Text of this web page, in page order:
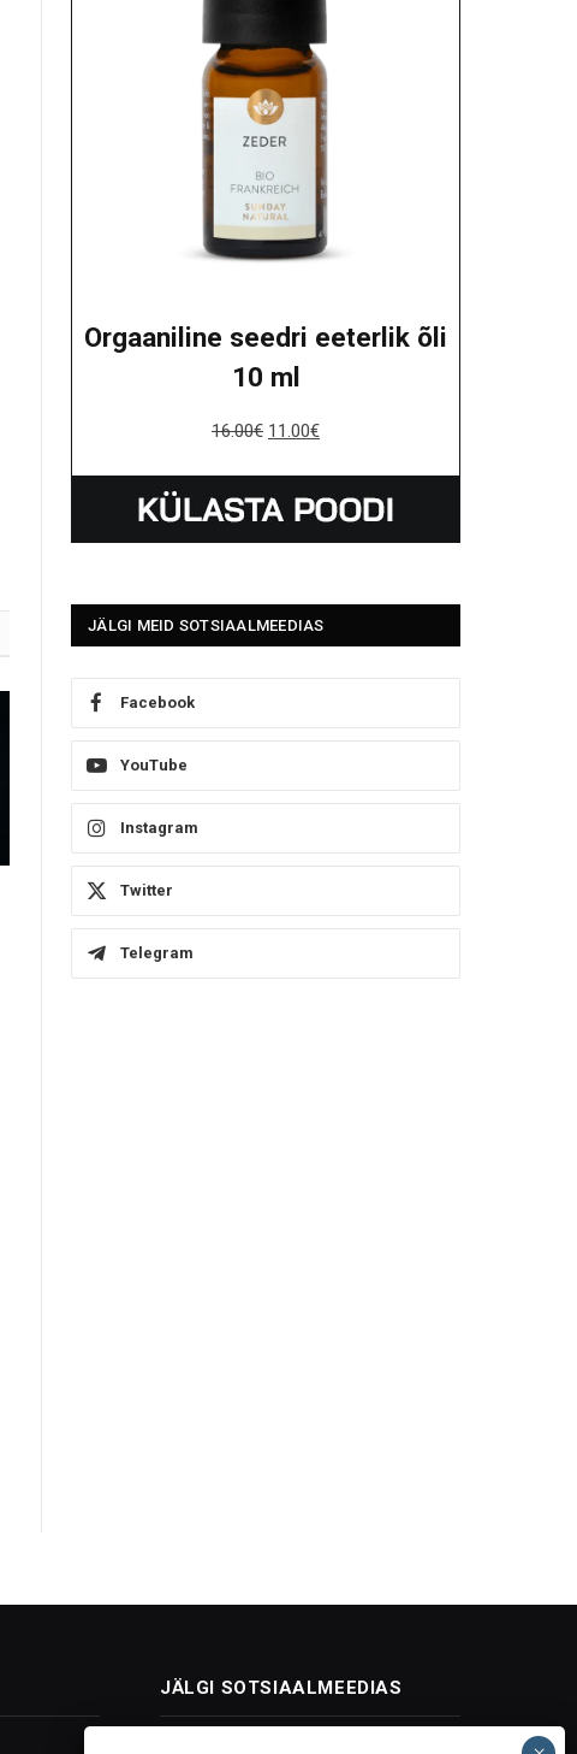
Orgaaniline seedri eeterlik õli
10 ml
16.00€ 11.00€
JÄLGI MEID SOTSIAALMEEDIAS
Facebook
YouTube
Instagram
Twitter
Telegram
JÄLGI SOTSIAALMEEDIAS